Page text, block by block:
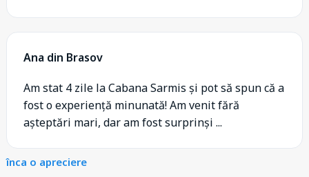
Ana din Brasov
Am stat 4 zile la Cabana Sarmis și pot să spun că a
fost o experiență minunată! Am venit fără
așteptări mari, dar am fost surprinși ...
înca o apreciere